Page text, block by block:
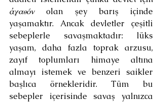
ἀγαθόν olan şey barış içinde
yaşamaktır. Ancak devletler çeşitli
sebeplerle savaşmaktadır: lüks
yaşam, daha fazla toprak arzusu,
zayıf toplumları himaye altına
almayı istemek ve benzeri saikler
başlıca örnekleridir. Tüm bu
sebepler içerisinde savaş yalnızca